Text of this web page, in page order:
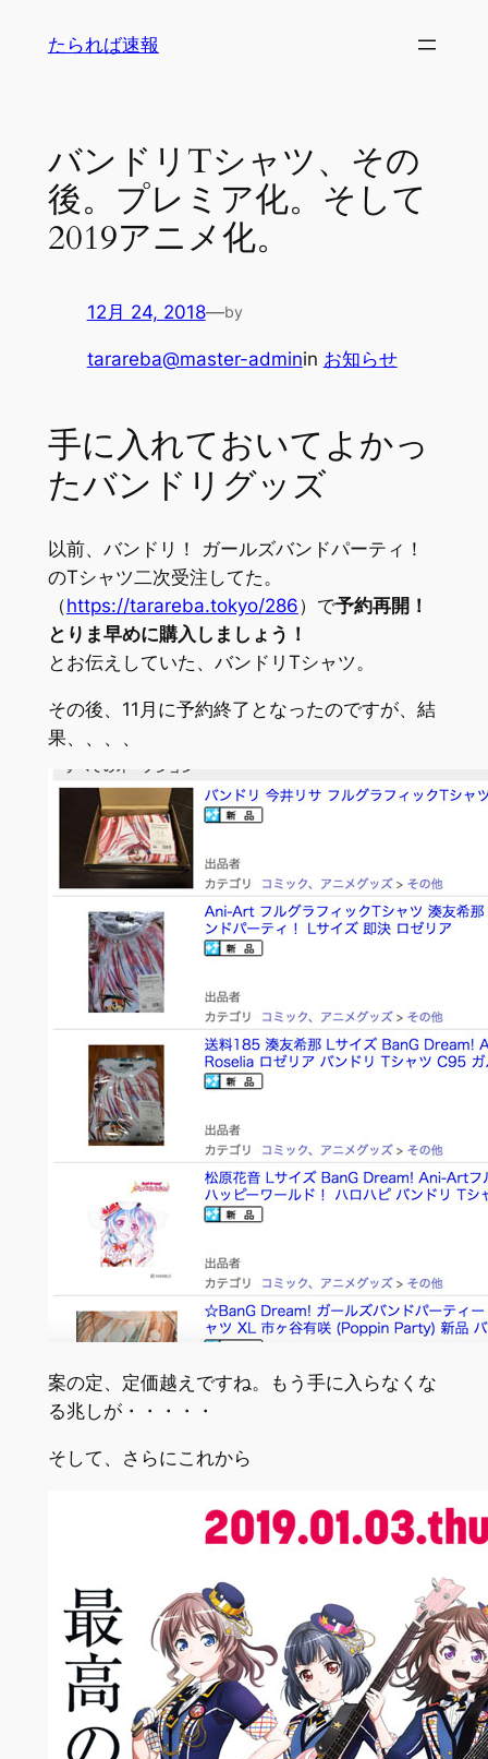
たられば速報
バンドリTシャツ、その
後。プレミア化。そして
2019アニメ化。
12月 24, 2018—by
tarareba@master-adminin お知らせ
手に入れておいてよかっ
たバンドリグッズ
以前、バンドリ！ ガールズバンドパーティ！
のTシャツ二次受注してた。
（https://tarareba.tokyo/286）で予約再開！
とりま早めに購入しましょう！
とお伝えしていた、バンドリTシャツ。
その後、11月に予約終了となったのですが、結
果、、、、
案の定、定価越えですね。もう手に入らなくな
る兆しが・・・・・
そして、さらにこれから